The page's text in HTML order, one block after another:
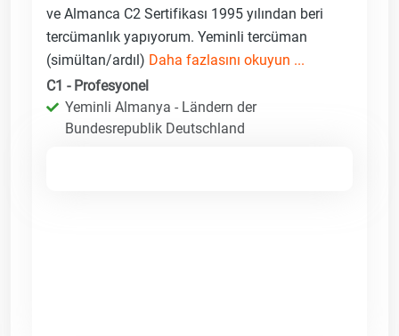
ve Almanca C2 Sertifikası 1995 yılından beri
tercümanlık yapıyorum. Yeminli tercüman
(simültan/ardıl) Daha fazlasını okuyun ...
C1 - Profesyonel
Yeminli Almanya - Ländern der
Bundesrepublik Deutschland